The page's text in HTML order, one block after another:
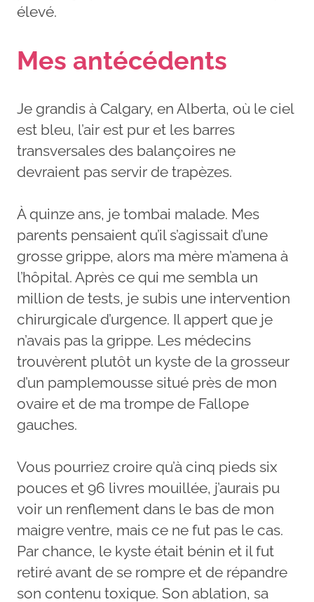
élevé.
Mes antécédents
Je grandis à Calgary, en Alberta, où le ciel
est bleu, l’air est pur et les barres
transversales des balançoires ne
devraient pas servir de trapèzes.
À quinze ans, je tombai malade. Mes
parents pensaient qu’il s’agissait d’une
grosse grippe, alors ma mère m’amena à
l’hôpital. Après ce qui me sembla un
million de tests, je subis une intervention
chirurgicale d’urgence. Il appert que je
n’avais pas la grippe. Les médecins
trouvèrent plutôt un kyste de la grosseur
d’un pamplemousse situé près de mon
ovaire et de ma trompe de Fallope
gauches.
Vous pourriez croire qu’à cinq pieds six
pouces et 96 livres mouillée, j’aurais pu
voir un renflement dans le bas de mon
maigre ventre, mais ce ne fut pas le cas.
Par chance, le kyste était bénin et il fut
retiré avant de se rompre et de répandre
son contenu toxique. Son ablation, sa